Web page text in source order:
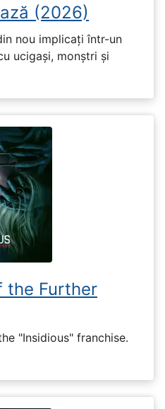
(2026)
nou implicați într-un
ucigași, monștri și
the Further
"Insidious" franchise.